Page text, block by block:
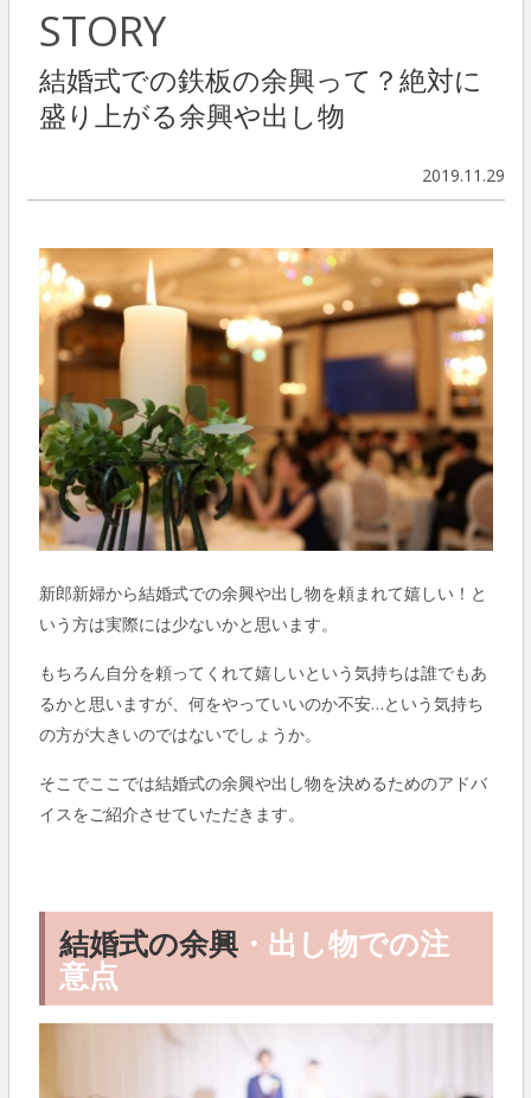
STORY
結婚式での鉄板の余興って？絶対に
盛り上がる余興や出し物
2019.11.29
新郎新婦から結婚式での余興や出し物を頼まれて嬉しい！と
いう方は実際には少ないかと思います。
もちろん自分を頼ってくれて嬉しいという気持ちは誰でもあ
るかと思いますが、何をやっていいのか不安…という気持ち
の方が大きいのではないでしょうか。
そこでここでは結婚式の余興や出し物を決めるためのアドバ
イスをご紹介させていただきます。
結婚式の余興・出し物での注
意点